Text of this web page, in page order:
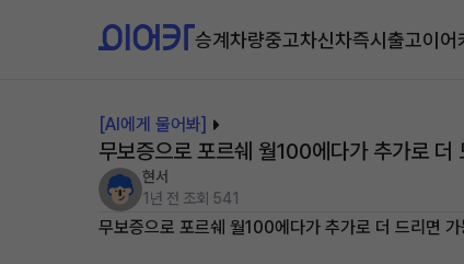
승계차량중고차신차즉시출고이어
[AI에게 물어봐]
무보증으로 포르쉐 월100에다가 추가로 더
현서
1년 전 조회 541
무보증으로 포르쉐 월100에다가 추가로 더 드리면